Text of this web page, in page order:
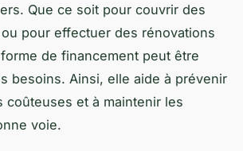
Que ce soit pour couvrir des
pour effectuer des rénovations
de financement peut être
besoins. Ainsi, elle aide à prévenir
coûteuses et à maintenir les
voie.